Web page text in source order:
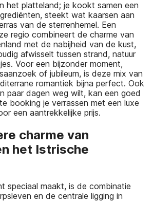
het platteland; je kookt samen een
steekt wat kaarsen aan
van de sterrenhemel. Een
regio combineert de charme van
met de nabijheid van de kust,
afwisselt tussen strand, natuur
Voor een bijzonder moment,
of jubileum, is deze mix van
romantiek bijna perfect. Ook
paar dagen weg wilt, kan een goed
booking je verrassen met een luxe
een aantrekkelijke prijs.
charme van
het Istrische
speciaal maakt, is de combinatie
en de centrale ligging in